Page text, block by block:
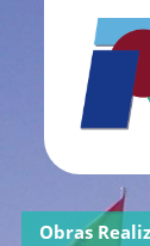
Obras